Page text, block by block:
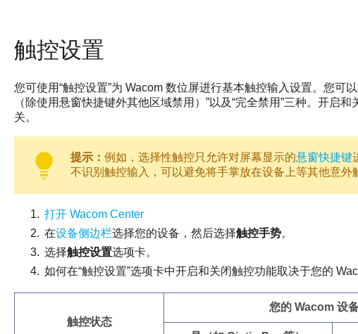
触控设置
您可使用“触控设置”为 Wacom 数位屏进行基本触控输入设置。您可
（除使用悬窗快捷键外其他区域禁用）”以及“完全禁用”三种。开启
关。
提示： 例如，选择性触控只允许对屏幕显示的悬窗快捷键
不识别触控输入，可以避免将手掌放在设备上等其他意外
打开 Wacom Center
在设备侧边栏选择您的设备，然后选择触控手势。
选择触控设置选项卡。
如何在“触控设置”选项卡中开启和关闭触控功能取决于您的
触控状态
您的 Wacom 设